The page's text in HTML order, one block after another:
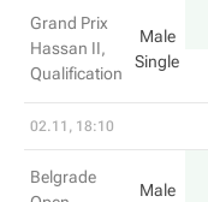
Grand Prix
Hassan II,
Qualification
Male
Single
02.11, 18:10
Belgrade
Male